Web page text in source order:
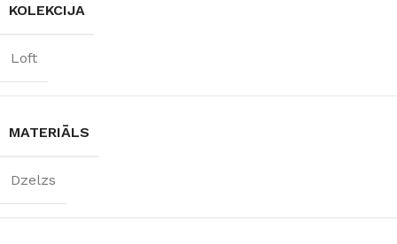
KOLEKCIJA
Loft
MATERIĀLS
Dzelzs